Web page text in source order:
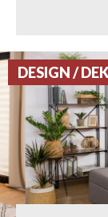
DESIGN /